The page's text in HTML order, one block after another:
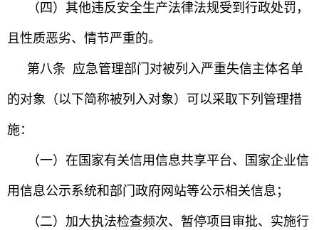
（四）其他违反安全生产法律法规受到行政处罚，
且性质恶劣、情节严重的。
第八条 应急管理部门对被列入严重失信主体名单
的对象（以下简称被列入对象）可以采取下列管理措
施：
（一）在国家有关信用信息共享平台、国家企业信
用信息公示系统和部门政府网站等公示相关信息；
（二）加大执法检查频次、暂停项目审批、实施行